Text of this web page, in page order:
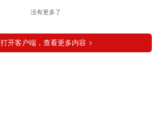
没有更多了
打开客户端，查看更多内容